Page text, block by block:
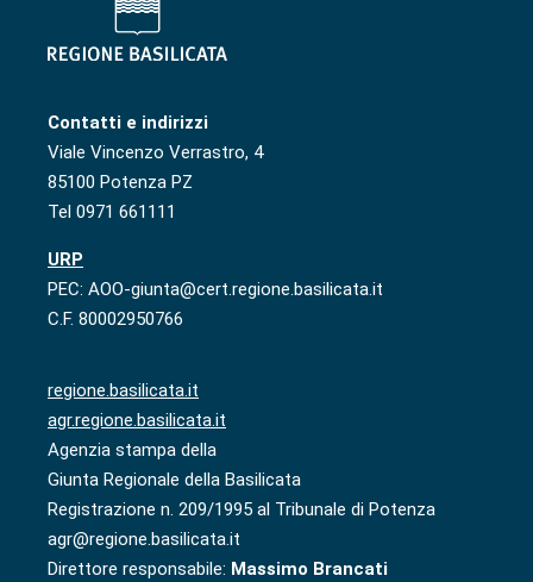
Contatti e indirizzi
Viale Vincenzo Verrastro, 4
85100 Potenza PZ
Tel 0971 661111
URP
PEC: AOO-giunta@cert.regione.basilicata.it
C.F. 80002950766
regione.basilicata.it
agr.regione.basilicata.it
Agenzia stampa della
Giunta Regionale della Basilicata
Registrazione n. 209/1995 al Tribunale di Potenza
agr@regione.basilicata.it
Direttore responsabile: Massimo Brancati